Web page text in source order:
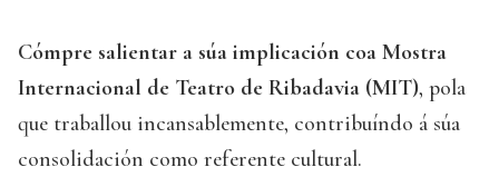
Cómpre salientar a súa implicación coa Mostra
Internacional de Teatro de Ribadavia (MIT), pola
que traballou incansablemente, contribuíndo á súa
consolidación como referente cultural.